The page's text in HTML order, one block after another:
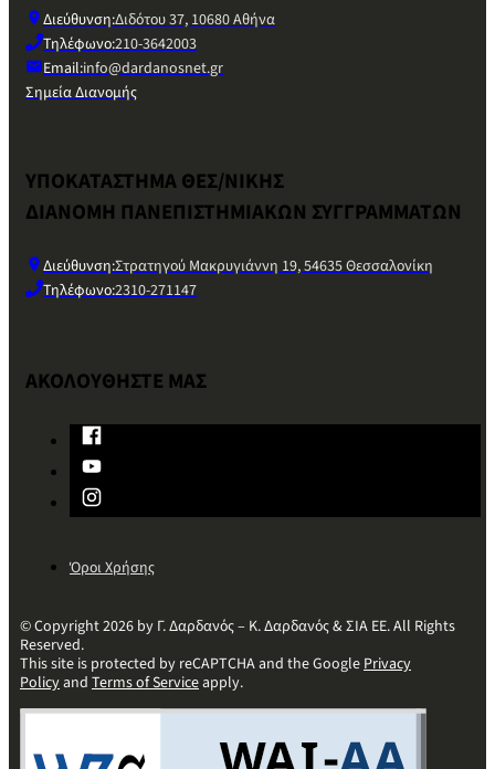
Διεύθυνση:Διδότου 37, 10680 Αθήνα
Τηλέφωνο:210-3642003
Email:info@dardanosnet.gr
Σημεία Διανομής
ΥΠΟΚΑΤΑΣΤΗΜΑ ΘΕΣ/ΝΙΚΗΣ
ΔΙΑΝΟΜΗ ΠΑΝΕΠΙΣΤΗΜΙΑΚΩΝ ΣΥΓΓΡΑΜΜΑΤΩΝ
Διεύθυνση:Στρατηγού Μακρυγιάννη 19, 54635 Θεσσαλονίκη
Τηλέφωνο:2310-271147
ΑΚΟΛΟΥΘΗΣΤΕ ΜΑΣ
Όροι Χρήσης
© Copyright 2026 by Γ. Δαρδανός – Κ. Δαρδανός & ΣΙΑ ΕΕ. All Rights
Reserved.
This site is protected by reCAPTCHA and the GooglePrivacy
Policyand Terms of Serviceapply.